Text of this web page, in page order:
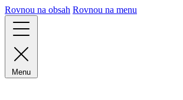
Rovnou na obsah Rovnou na menu
Menu